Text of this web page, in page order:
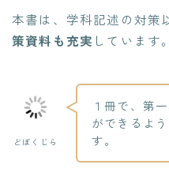
本書は、学科記述の対策
策資料も充実 しています。
どぼくじら
１冊で、 第
ができる よ
す。